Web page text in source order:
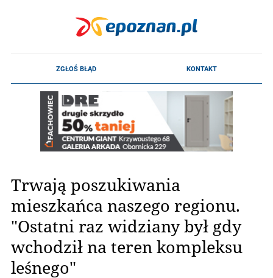
Trwają poszukiwania
mieszkańca naszego regionu.
"Ostatni raz widziany był gdy
wchodził na teren kompleksu
leśnego"